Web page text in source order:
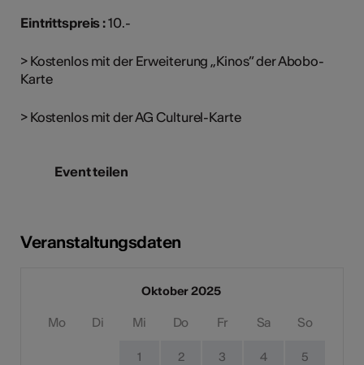
Eintrittspreis :10.-
> Kostenlos mit der Erweiterung „Kinos” der Abobo-
Karte
> Kostenlos mit der AG Culturel-Karte
Event teilen
Veranstaltungsdaten
Oktober 2025
Mo Di Mi Do Fr Sa So
1 2 3 4 5